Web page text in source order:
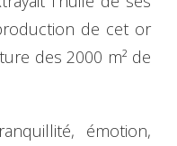
de cet or
des 2000 m² de
émotion,